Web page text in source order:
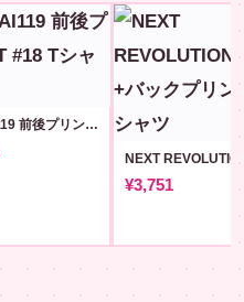
SUMAI119 前後プリントT #18
¥3,751